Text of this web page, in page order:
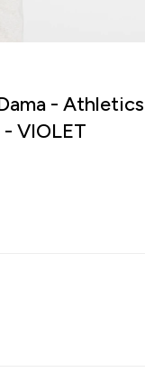
- Athletics
VIOLET